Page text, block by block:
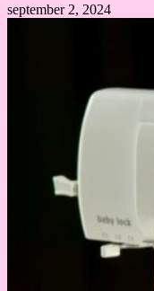
september 2, 2024